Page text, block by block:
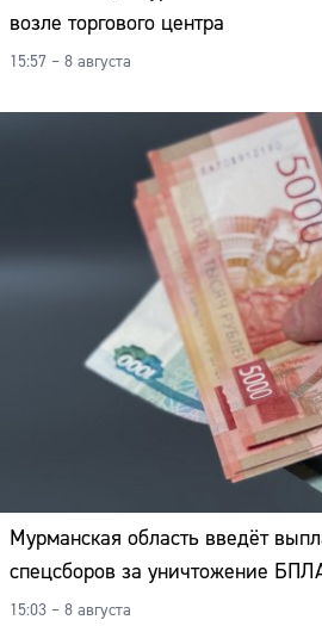
возле торгового центра
15:57 – 8 августа
Мурманская область введёт
спецсборов за уничтожение
15:03 – 8 августа